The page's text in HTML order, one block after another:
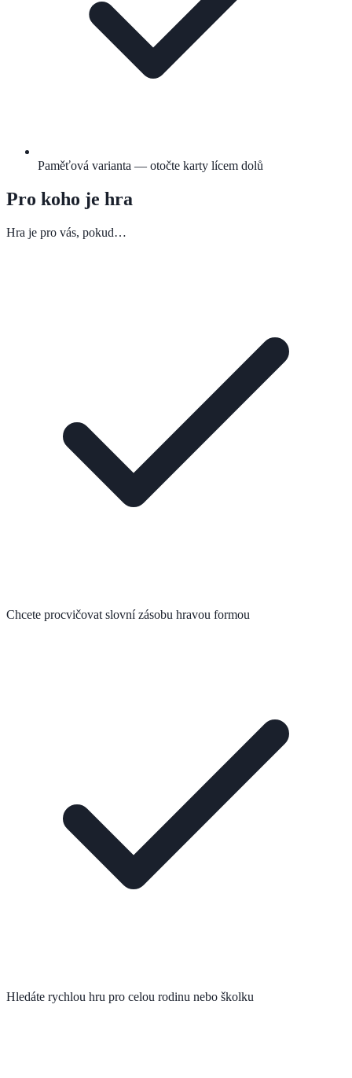
Paměťová varianta — otočte karty lícem dolů
Pro koho je hra
Hra je pro vás, pokud…
Chcete procvičovat slovní zásobu hravou formou
Hledáte rychlou hru pro celou rodinu nebo školku